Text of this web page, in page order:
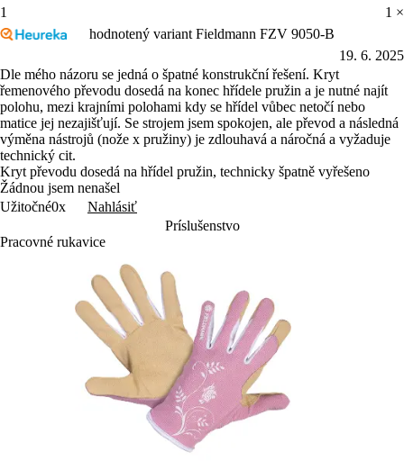
Dle mého názoru se jedná o špatné konstrukční řešení. Kryt
řemenového převodu dosedá na konec hřídele pružin a je nutné najít
polohu, mezi krajními polohami kdy se hřídel vůbec netočí nebo
matice jej nezajišťují. Se strojem jsem spokojen, ale převod a následná
výměna nástrojů (nože x pružiny) je zdlouhavá a náročná a vyžaduje
technický cit.
Kryt převodu dosedá na hřídel pružin, technicky špatně vyřešeno
Žádnou jsem nenašel
Užitočné0x
Nahlásiť
Pracovné rukavice
(4×)